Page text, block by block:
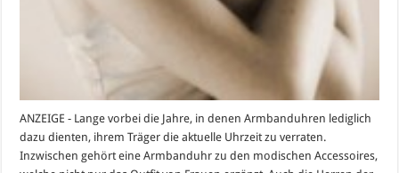
ANZEIGE - Lange vorbei die Jahre, in denen Armbanduhren lediglich
dazu dienten, ihrem Träger die aktuelle Uhrzeit zu verraten.
Inzwischen gehört eine Armbanduhr zu den modischen Accessoires,